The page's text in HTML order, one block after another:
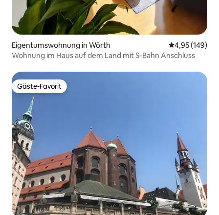
Eigentumswohnung in Wörth
4,95 (149)
Wohnung im Haus auf dem Land mit S-Bahn Anschluss
Gäste-Favorit
Gäste-Favorit